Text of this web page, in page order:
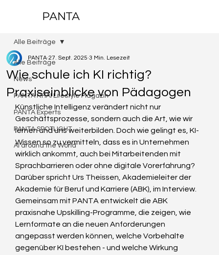
PANTA
Alle Beiträge
News
PANTA RHAI Lifestyle Magazin
PANTA Experts
PANTA SPOTLIGHT
AI around the World
Alle Beiträge
Wie schule ich KI richtig?
Praxiseinblicke von Pädagogen
PANTA 27. Sept. 2025 3 Min. Lesezeit
Künstliche Intelligenz verändert nicht nur
Geschäftsprozesse, sondern auch die Art, wie wir
lernen und uns weiterbilden. Doch wie gelingt es, KI-
Wissen so zu vermitteln, dass es in Unternehmen
wirklich ankommt, auch bei Mitarbeitenden mit
Sprachbarrieren oder ohne digitale Vorerfahrung?
Darüber spricht Urs Theissen, Akademieleiter der
Akademie für Beruf und Karriere (ABK), im Interview.
Gemeinsam mit PANTA entwickelt die ABK
praxisnahe Upskilling-Programme, die zeigen, wie
Lernformate an die neuen Anforderungen
angepasst werden können, welche Vorbehalte
gegenüber KI bestehen - und welche Wirkung